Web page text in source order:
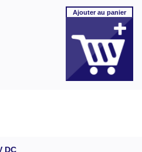
Ajouterau panier
DC